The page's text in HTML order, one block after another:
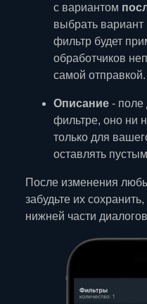
с вариантом
выбрать вариант
фильтр будет
обработчиков
самой отправкой.
Описание - поле
фильтре, оно ни
только для
оставлять
После изменения
забудьте их
нижней части